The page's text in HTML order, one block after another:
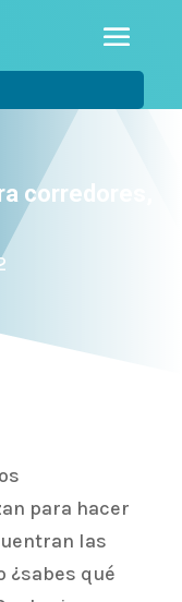
corredores,
para hacer
las
¿sabes qué